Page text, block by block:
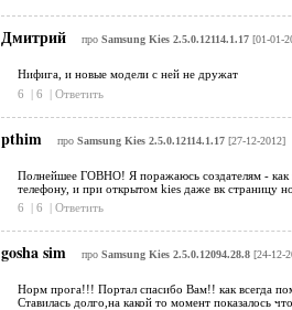
Дмитрий про Samsung Kies 2.5.0.12114.1.17[01-01-
Нифига, и новые модели с ней не дружат
6
| 6 | Ответить
pthim про Samsung Kies 2.5.0.12114.1.17[27-12-2012]
Полнейшее ГОВНО! Я поражаюсь создателям - как
телефону, и при открытом kies даже вк страницу
6
| 6 | Ответить
gosha sim про Samsung Kies 2.5.0.12094.28.8[24-12-
Норм прога!!! Портал спасибо Вам!! как всегда
Ставилась долго,на какой то момент показалось